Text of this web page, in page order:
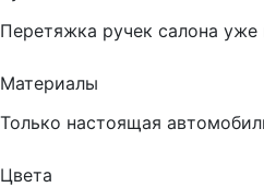
Перетяжка ручек салона уже
Материалы
Только настоящая
Цвета